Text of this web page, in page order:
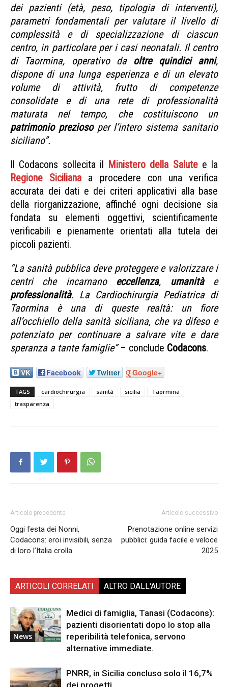
dei pazienti (età, peso, tipologia di interventi),
parametri fondamentali per valutare il livello di
complessità e di specializzazione di ciascun
centro, in particolare per i casi neonatali. Il centro
di Taormina, operativo da oltre quindici anni,
dispone di una lunga esperienza e di un elevato
volume di attività, frutto di competenze
consolidate e di una rete di professionalità
maturata nel tempo, che costituiscono un
patrimonio preziosoper l’intero sistema sanitario
siciliano”.
Il Codacons sollecita il Ministero della Salutee la
Regione Siciliana a procedere con una verifica
accurata dei dati e dei criteri applicativi alla base
della riorganizzazione, affinché ogni decisione sia
fondata su elementi oggettivi, scientificamente
verificabili e pienamente orientati alla tutela dei
piccoli pazienti.
“La sanità pubblica deve proteggere e valorizzare i
centri che incarnano eccellenza, umanitàe
professionalità. La Cardiochirurgia Pediatrica di
Taormina è una di queste realtà: un fiore
all’occhiello della sanità siciliana, che va difeso e
potenziato per continuare a salvare vite e dare
speranza a tante famiglie”– conclude Codacons.
VK Facebook Twitter Google+
TAGS cardiochirurgia sanità sicilia
Taormina
trasparenza
Articolo precedente
Oggi festa dei Nonni,
Codacons: eroi invisibili, senza
di loro l’Italia crolla
Articolo successivo
Prenotazione online servizi
pubblici: guida facile e veloce
2025
ARTICOLI CORRELATI ALTRO DALL'AUTORE
News
Medici di famiglia, Tanasi (Codacons):
pazienti disorientati dopo lo stop alla
reperibilità telefonica, servono
alternative immediate.
PNRR, in Sicilia concluso solo il 16,7%
dei progetti